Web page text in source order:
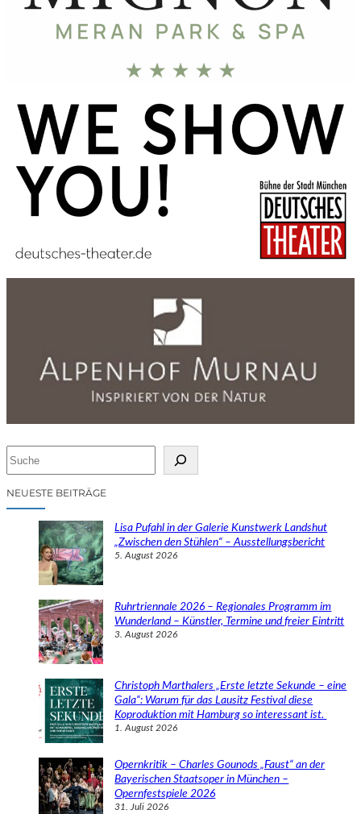
cNEUESTE BEITRÄGE
Lisa Pufahl in der Galerie Kunstwerk Landshut
„Zwischen den Stühlen“ – Ausstellungsbericht
5. August 2026
Ruhrtriennale 2026 – Regionales Programm im
Wunderland – Künstler, Termine und freier Eintritt
3. August 2026
Christoph Marthalers „Erste letzte Sekunde – eine
Gala“: Warum für das Lausitz Festival diese
Koproduktion mit Hamburg so interessant ist.
1. August 2026
Opernkritik – Charles Gounods „Faust“ an der
Bayerischen Staatsoper in München –
Opernfestspiele 2026
31. Juli 2026